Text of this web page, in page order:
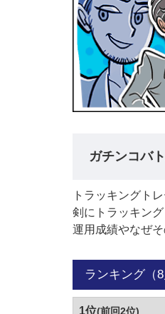
ガチンコバ
トラッキングト
剣にトラッキン
運用成績やなぜ
ランキング（
1位(前回2位)